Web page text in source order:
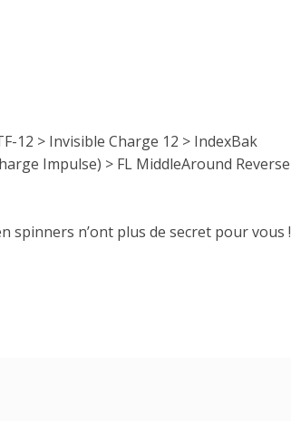
12 > Invisible Charge 12 > IndexBak
Impulse) > FL MiddleAround Reverse
spinners n’ont plus de secret pour vous !